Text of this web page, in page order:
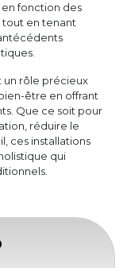
fonction des
tout en tenant
un rôle précieux
être en offrant
Que ce soit pour
réduire le
ces installations
qui